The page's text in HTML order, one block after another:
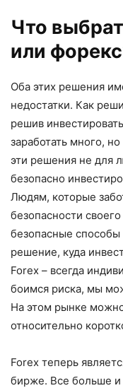
Что
или
Оба этих решения
недостатки. Как
решив
заработать много,
эти решения не для
безопасно
Людям, которые
безопасности
безопасные
решение, куда
Forex – всегда
боимся риска, мы
На этом рынке
относительно
Forex теперь
бирже. Все больше